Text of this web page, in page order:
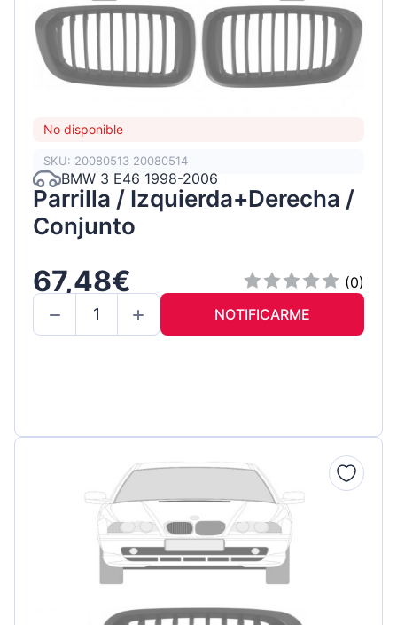
No disponible
SKU: 20080513 20080514
BMW 3 E46 1998-2006
Parrilla / Izquierda+Derecha /
Conjunto
67,48€
(0)
NOTIFICARME